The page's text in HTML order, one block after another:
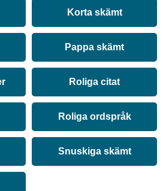
Korta skämt
Pappa skämt
Roliga citat
Roliga ordspråk
Snuskiga skämt